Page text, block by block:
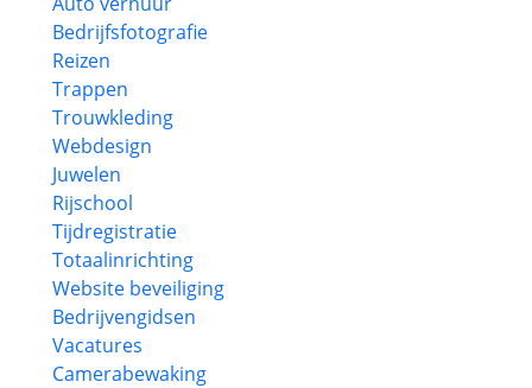
Bedrijfsfotografie
Reizen
Trappen
Trouwkleding
Webdesign
Juwelen
Rijschool
Tijdregistratie
Totaalinrichting
Website beveiliging
Bedrijvengidsen
Vacatures
Camerabewaking